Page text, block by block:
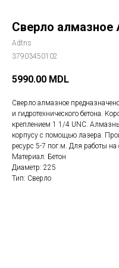
Сверло алмазное
Adtns
37903450102
5990.00 MDL
Сверло алмазное
и гидротехнического бетона.
креплением 1 1/4 UNC.
корпусу с помощью лазера.
ресурс 5-7 пог.м. Для работы на
Материал: Бетон
Диаметр: 225
Тип: Сверло